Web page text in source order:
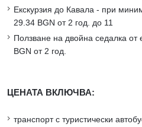
Екскурзия до Кавала - при
29.34 BGN от 2 год. до 11
Ползване на двойна седалка от
BGN от 2 год.
ЦЕНАТА ВКЛЮЧВА:
транспорт с туристически